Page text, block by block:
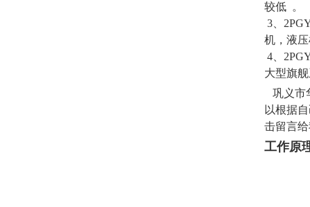
较低 。
3、
机，液
4、
大型旗
巩义市
以根据
击留言
工作